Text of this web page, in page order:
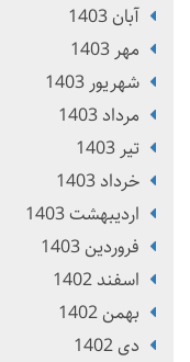
آبان 1403
مهر 1403
شهریور 1403
مرداد 1403
تير 1403
خرداد 1403
ارديبهشت 1403
فروردین 1403
اسفند 1402
بهمن 1402
دی 1402